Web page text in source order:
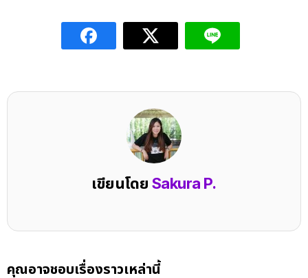
เขียนโดย Sakura P.
คุณอาจชอบเรื่องราวเหล่านี้